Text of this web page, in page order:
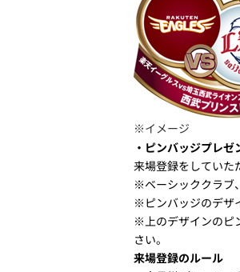
※イメージ
・ピンバッジプレゼ
来場登録をしていた
※ベーシッククラブ
※ピンバッジのデザ
※上のデザインのピ
さい。
来場登録のルール